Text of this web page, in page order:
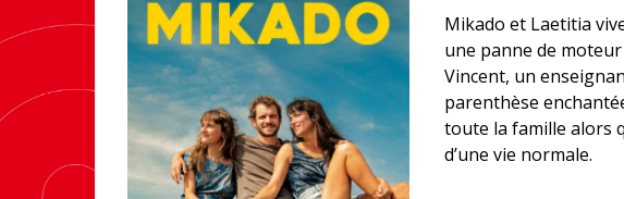
Mikado et Laetitia
une panne de moteur
Vincent, un
parenthèse
toute la famille alors
d’une vie normale.